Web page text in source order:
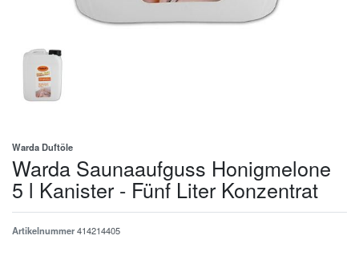
Warda Duftöle
Warda Saunaaufguss Honigmelone
5 l Kanister - Fünf Liter Konzentrat
Artikelnummer414214405